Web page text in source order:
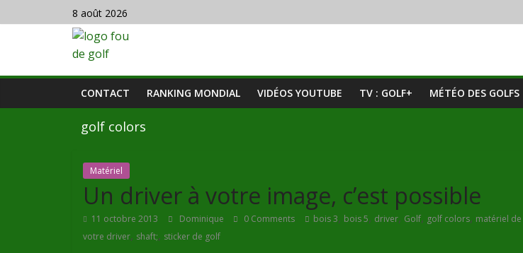
8 août 2026
CONTACT RANKING MONDIAL VIDÉOS YOUTUBE TV : GOLF+ MÉTÉO DES GOLFS
golf colors
Matériel
Un driver à votre image, c’est possible
11 octobre 2013 Dominique 0 Comments bois 3, bois 5, driver, Golf, golf colors, matériel
votre driver, shaft;, sticker de golf